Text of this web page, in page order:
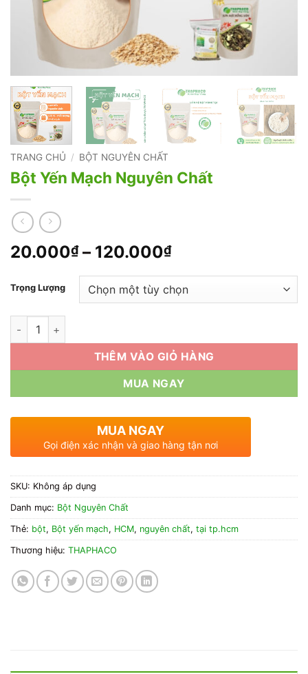
TRANG CHỦ / BỘT NGUYÊN CHẤT
Bột Yến Mạch Nguyên Chất
20.000₫ – 120.000₫Khoảng
từ
20.000₫
Trọng Lượng
Bột Yến Mạch Nguyên Chất số lượng
THÊM VÀO GIỎ HÀNG
MUA NGAY
MUA NGAY
Gọi điện xác nhận và giao hàng tận nơi
SKU: Không áp dụng
Danh mục: Bột Nguyên Chất
Thẻ: bột, Bột yến mạch, HCM, nguyên chất, tại tp.hcm
Thương hiệu: THAPHACO